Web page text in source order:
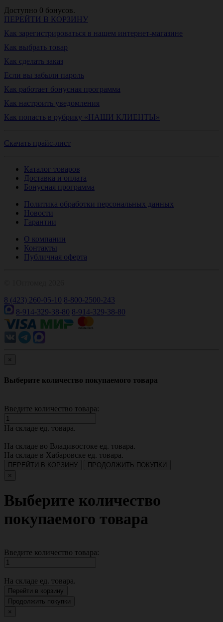
Доступно 0 бонусов.
ПЕРЕЙТИ В КОРЗИНУ
Как зарегистрироваться в нашем интернет-магазине
Как выбрать товар
Как сделать заказ
Если вы забыли пароль
Как работает бонусная программа
Как настроить уведомления
Как попасть в рубрику «НАШИ КЛИЕНТЫ»
Скачать прайс-лист
Каталог товаров
Доставка и оплата
Бонусная программа
Политика обработки персональных данных
Новости
Гарантии
О компании
Контакты
Публичная оферта
8 (423) 260-05-10 8-800-2500-243
8-914-329-38-80 8-914-329-38-80
×
Выберите количество покупаемого товара
Введите количество товара:
На складе ед. товара.
На складе во Владивостоке ед. товара.
На складе в Хабаровске ед. товара.
ПЕРЕЙТИ В КОРЗИНУ
ПРОДОЛЖИТЬ ПОКУПКИ
×
Выберите количество
покупаемого товара
Введите количество товара:
На складе ед. товара.
Перейти в корзину
Продолжить покупки
×